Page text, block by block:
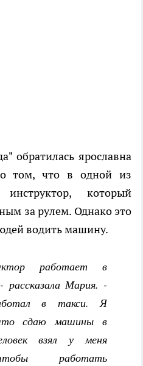
обратилась ярославна
том, что в одной из
который
за рулем. Однако это
водить машину.
работает в
Мария. -
в такси. Я
сдаю машины в
взял у меня
работать